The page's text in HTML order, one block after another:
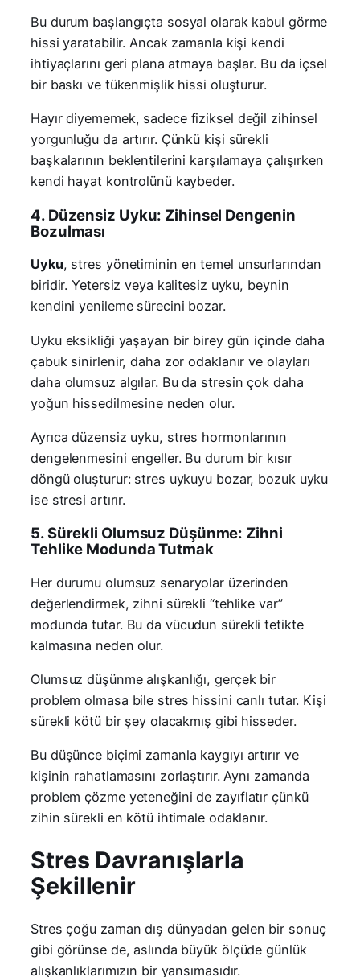
Bu durum başlangıçta sosyal olarak kabul görme
hissi yaratabilir. Ancak zamanla kişi kendi
ihtiyaçlarını geri plana atmaya başlar. Bu da içsel
bir baskı ve tükenmişlik hissi oluşturur.
Hayır diyememek, sadece fiziksel değil zihinsel
yorgunluğu da artırır. Çünkü kişi sürekli
başkalarının beklentilerini karşılamaya çalışırken
kendi hayat kontrolünü kaybeder.
4. Düzensiz Uyku: Zihinsel Dengenin
Bozulması
Uyku, stres yönetiminin en temel unsurlarından
biridir. Yetersiz veya kalitesiz uyku, beynin
kendini yenileme sürecini bozar.
Uyku eksikliği yaşayan bir birey gün içinde daha
çabuk sinirlenir, daha zor odaklanır ve olayları
daha olumsuz algılar. Bu da stresin çok daha
yoğun hissedilmesine neden olur.
Ayrıca düzensiz uyku, stres hormonlarının
dengelenmesini engeller. Bu durum bir kısır
döngü oluşturur: stres uykuyu bozar, bozuk uyku
ise stresi artırır.
5. Sürekli Olumsuz Düşünme: Zihni
Tehlike Modunda Tutmak
Her durumu olumsuz senaryolar üzerinden
değerlendirmek, zihni sürekli “tehlike var”
modunda tutar. Bu da vücudun sürekli tetikte
kalmasına neden olur.
Olumsuz düşünme alışkanlığı, gerçek bir
problem olmasa bile stres hissini canlı tutar. Kişi
sürekli kötü bir şey olacakmış gibi hisseder.
Bu düşünce biçimi zamanla kaygıyı artırır ve
kişinin rahatlamasını zorlaştırır. Aynı zamanda
problem çözme yeteneğini de zayıflatır çünkü
zihin sürekli en kötü ihtimale odaklanır.
Stres Davranışlarla
Şekillenir
Stres çoğu zaman dış dünyadan gelen bir sonuç
gibi görünse de, aslında büyük ölçüde günlük
alışkanlıklarımızın bir yansımasıdır.